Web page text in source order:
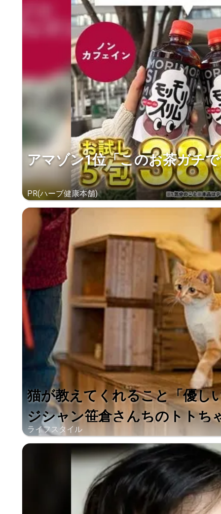
アマゾン1位「このお茶ガチ
PR(ハーブ健康本舗)
猫が教えてくれること「優し
ジシャン笹倉さんちのトトち
ライフスタイル